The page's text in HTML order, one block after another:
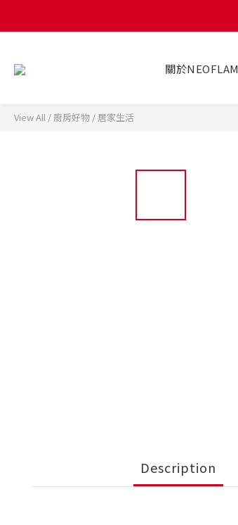
關於NEOFLAM
View All / 廚房好物 / 居家生活
Description